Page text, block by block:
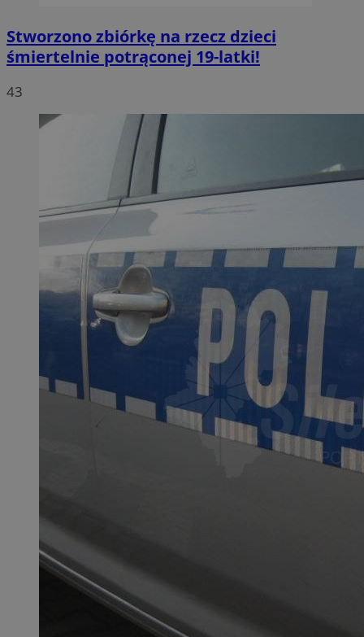
Stworzono zbiórkę na rzecz dzieci
śmiertelnie potrąconej 19-latki!
43